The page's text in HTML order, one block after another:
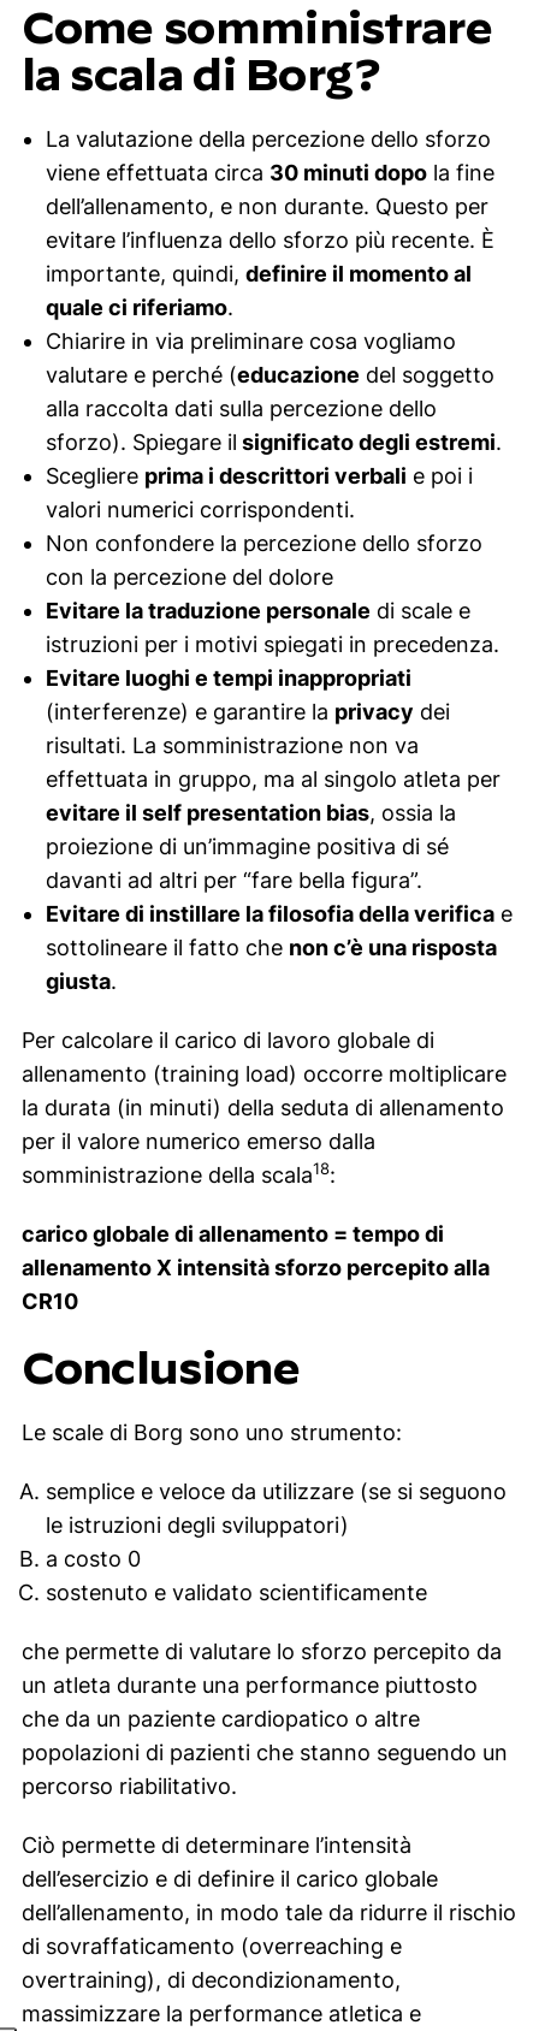
Come somministrare
la scala di Borg?
La valutazione della percezione dello sforzo
viene effettuata circa 30 minuti dopola fine
dell’allenamento, e non durante. Questo per
evitare l’influenza dello sforzo più recente. È
importante, quindi, definire il momento al
quale ci riferiamo.
Chiarire in via preliminare cosa vogliamo
valutare e perché (educazione del soggetto
alla raccolta dati sulla percezione dello
sforzo). Spiegare il significato degli estremi.
Scegliere prima i descrittori verbali e poi i
valori numerici corrispondenti.
Non confondere la percezione dello sforzo
con la percezione del dolore
Evitare la traduzione personale di scale e
istruzioni per i motivi spiegati in precedenza.
Evitare luoghi e tempi inappropriati
(interferenze) e garantire la privacy dei
risultati. La somministrazione non va
effettuata in gruppo, ma al singolo atleta per
evitare il self presentation bias, ossia la
proiezione di un’immagine positiva di sé
davanti ad altri per “fare bella figura”.
Evitare di instillare la filosofia della verificae
sottolineare il fatto che non c’è una risposta
giusta.
Per calcolare il carico di lavoro globale di
allenamento (training load) occorre moltiplicare
la durata (in minuti) della seduta di allenamento
per il valore numerico emerso dalla
somministrazione della scala18:
carico globale di allenamento = tempo di
allenamento X intensità sforzo percepito alla
CR10
Conclusione
Le scale di Borg sono uno strumento:
semplice e veloce da utilizzare (se si seguono
le istruzioni degli sviluppatori)
a costo 0
sostenuto e validato scientificamente
che permette di valutare lo sforzo percepito da
un atleta durante una performance piuttosto
che da un paziente cardiopatico o altre
popolazioni di pazienti che stanno seguendo un
percorso riabilitativo.
Ciò permette di determinare l’intensità
dell’esercizio e di definire il carico globale
dell’allenamento, in modo tale da ridurre il rischio
di sovraffaticamento (overreaching e
overtraining), di decondizionamento,
massimizzare la performance atletica e